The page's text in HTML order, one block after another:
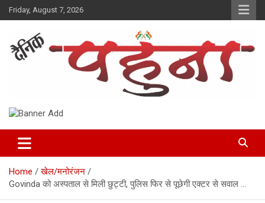
Skip
to
Friday, August 7, 2026
Dainik Pahuna
Home
खेल/मनोरंजन
Govinda को अस्पताल से मिली छुट्टी, पुलिस फिर से पूछेगी एक्टर से सवाल …